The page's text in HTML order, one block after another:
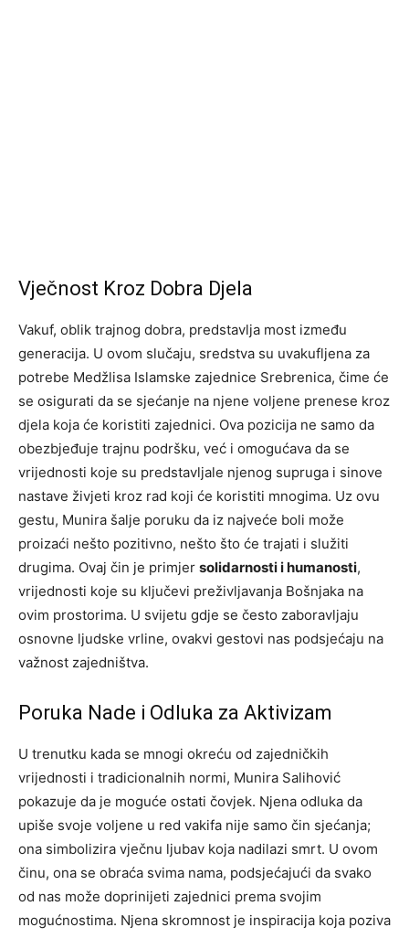
Vječnost Kroz Dobra Djela
Vakuf, oblik trajnog dobra, predstavlja most između
generacija. U ovom slučaju, sredstva su uvakufljena za
potrebe Medžlisa Islamske zajednice Srebrenica, čime će
se osigurati da se sjećanje na njene voljene prenese kroz
djela koja će koristiti zajednici. Ova pozicija ne samo da
obezbjeđuje trajnu podršku, već i omogućava da se
vrijednosti koje su predstavljale njenog supruga i sinove
nastave živjeti kroz rad koji će koristiti mnogima. Uz ovu
gestu, Munira šalje poruku da iz najveće boli može
proizaći nešto pozitivno, nešto što će trajati i služiti
drugima. Ovaj čin je primjer solidarnosti i humanosti,
vrijednosti koje su ključevi preživljavanja Bošnjaka na
ovim prostorima. U svijetu gdje se često zaboravljaju
osnovne ljudske vrline, ovakvi gestovi nas podsjećaju na
važnost zajedništva.
Poruka Nade i Odluka za Aktivizam
U trenutku kada se mnogi okreću od zajedničkih
vrijednosti i tradicionalnih normi, Munira Salihović
pokazuje da je moguće ostati čovjek. Njena odluka da
upiše svoje voljene u red vakifa nije samo čin sjećanja;
ona simbolizira vječnu ljubav koja nadilazi smrt. U ovom
činu, ona se obraća svima nama, podsjećajući da svako
od nas može doprinijeti zajednici prema svojim
mogućnostima. Njena skromnost je inspiracija koja poziva